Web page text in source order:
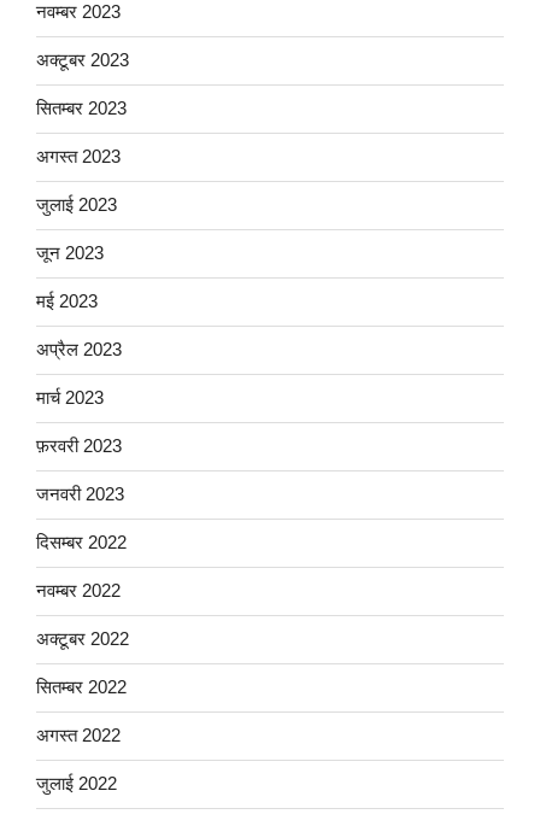
नवम्बर 2023
अक्टूबर 2023
सितम्बर 2023
अगस्त 2023
जुलाई 2023
जून 2023
मई 2023
अप्रैल 2023
मार्च 2023
फ़रवरी 2023
जनवरी 2023
दिसम्बर 2022
नवम्बर 2022
अक्टूबर 2022
सितम्बर 2022
अगस्त 2022
जुलाई 2022